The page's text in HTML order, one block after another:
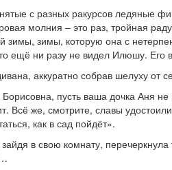
с разных ракурсов ледяные
молния – это раз, тройная
зимы, зимы, которую она с
ещё ни разу не видел Илюшу.
аккуратно собрав шелуху от
пусть ваша дочка Аня
Всё же, смотрите, славы
как в сад пойдёт».
в свою комнату,